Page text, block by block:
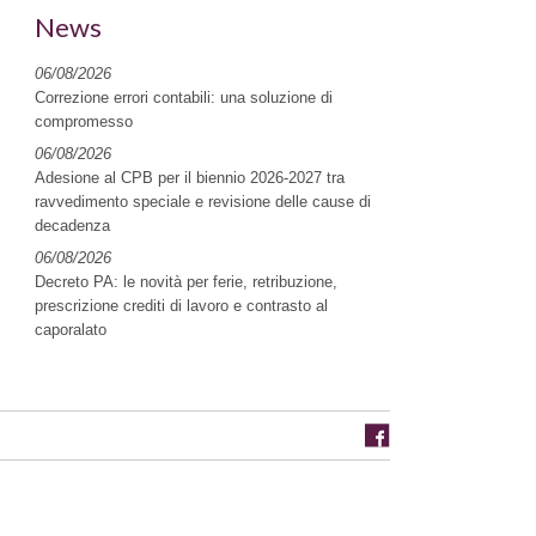
News
06/08/2026
Correzione errori contabili: una soluzione di
compromesso
06/08/2026
Adesione al CPB per il biennio 2026-2027 tra
ravvedimento speciale e revisione delle cause di
decadenza
06/08/2026
Decreto PA: le novità per ferie, retribuzione,
prescrizione crediti di lavoro e contrasto al
caporalato